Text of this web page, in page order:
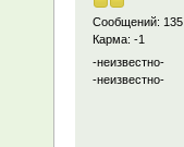
Сообщений: 135
Карма: -1
-неизвестно-
-неизвестно-